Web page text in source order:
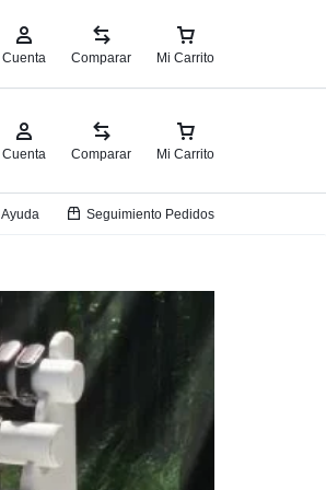
Cuenta Comparar Mi Carrito
Ayuda Seguimiento Pedidos
Cuenta Comparar Mi Carrito